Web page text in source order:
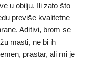
u obilju. Ili zato što
previše kvalitetne
Aditivi, brom se
masti, ne bi ih
prastar, ali mi je